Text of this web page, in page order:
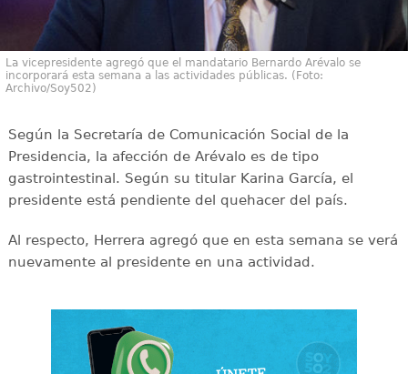
La vicepresidente agregó que el mandatario Bernardo Arévalo se
incorporará esta semana a las actividades públicas. (Foto:
Archivo/Soy502)
Según la Secretaría de Comunicación Social de la
Presidencia, la afección de Arévalo es de tipo
gastrointestinal. Según su titular Karina García, el
presidente está pendiente del quehacer del país.
Al respecto, Herrera agregó que en esta semana se verá
nuevamente al presidente en una actividad.